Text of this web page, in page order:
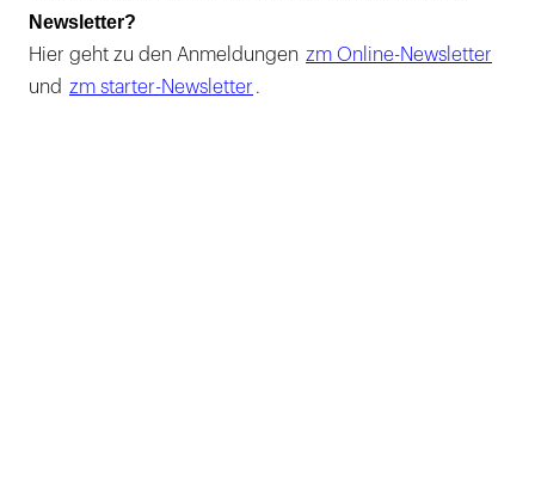
Newsletter?
Hier geht zu den Anmeldungen zm Online-Newsletter
und zm starter-Newsletter .